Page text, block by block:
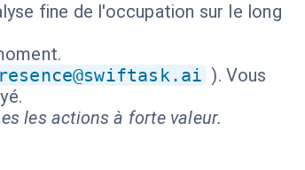
fine de l'occupation sur le long
). Vous
les actions à forte valeur.